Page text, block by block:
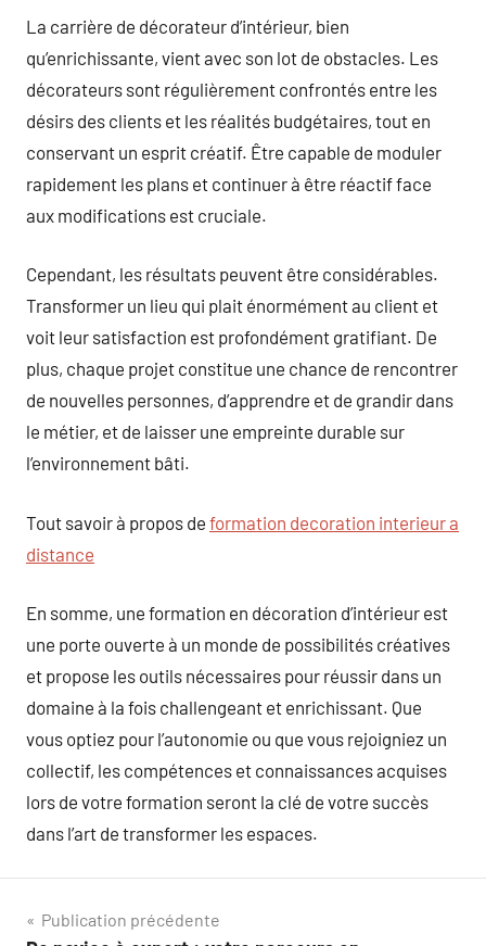
La carrière de décorateur d’intérieur, bien
qu’enrichissante, vient avec son lot de obstacles. Les
décorateurs sont régulièrement confrontés entre les
désirs des clients et les réalités budgétaires, tout en
conservant un esprit créatif. Être capable de moduler
rapidement les plans et continuer à être réactif face
aux modifications est cruciale.
Cependant, les résultats peuvent être considérables.
Transformer un lieu qui plait énormément au client et
voit leur satisfaction est profondément gratifiant. De
plus, chaque projet constitue une chance de rencontrer
de nouvelles personnes, d’apprendre et de grandir dans
le métier, et de laisser une empreinte durable sur
l’environnement bâti.
Tout savoir à propos de formation decoration interieur a
distance
En somme, une formation en décoration d’intérieur est
une porte ouverte à un monde de possibilités créatives
et propose les outils nécessaires pour réussir dans un
domaine à la fois challengeant et enrichissant. Que
vous optiez pour l’autonomie ou que vous rejoigniez un
collectif, les compétences et connaissances acquises
lors de votre formation seront la clé de votre succès
dans l’art de transformer les espaces.
Navigation
Publication précédente